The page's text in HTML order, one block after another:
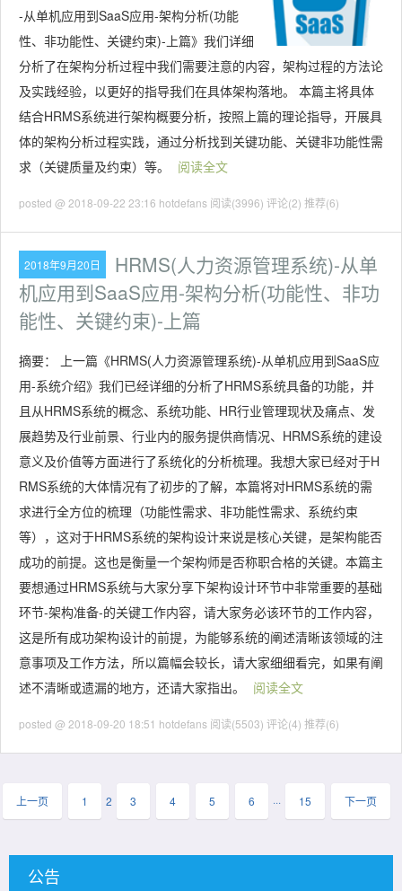
-从单机应用到SaaS应用-架构分析(功能
性、非功能性、关键约束)-上篇》我们详细
分析了在架构分析过程中我们需要注意的内容，架构过程的方法论
及实践经验，以更好的指导我们在具体架构落地。 本篇主将具体
结合HRMS系统进行架构概要分析，按照上篇的理论指导，开展具
体的架构分析过程实践，通过分析找到关键功能、关键非功能性需
求（关键质量及约束）等。
阅读全文
posted @ 2018-09-22 23:16 hotdefans 阅读(3996) 评论(2) 推荐(6)
2018年9月20日
HRMS(人力资源管理系统)-从单
机应用到SaaS应用-架构分析(功能性、非功
能性、关键约束)-上篇
摘要： 上一篇《HRMS(人力资源管理系统)-从单机应用到SaaS应
用-系统介绍》我们已经详细的分析了HRMS系统具备的功能，并
且从HRMS系统的概念、系统功能、HR行业管理现状及痛点、发
展趋势及行业前景、行业内的服务提供商情况、HRMS系统的建设
意义及价值等方面进行了系统化的分析梳理。我想大家已经对于H
RMS系统的大体情况有了初步的了解，本篇将对HRMS系统的需
求进行全方位的梳理（功能性需求、非功能性需求、系统约束
等），这对于HRMS系统的架构设计来说是核心关键，是架构能否
成功的前提。这也是衡量一个架构师是否称职合格的关键。本篇主
要想通过HRMS系统与大家分享下架构设计环节中非常重要的基础
环节-架构准备-的关键工作内容，请大家务必该环节的工作内容，
这是所有成功架构设计的前提，为能够系统的阐述清晰该领域的注
意事项及工作方法，所以篇幅会较长，请大家细细看完，如果有阐
述不清晰或遗漏的地方，还请大家指出。
阅读全文
posted @ 2018-09-20 18:51 hotdefans 阅读(5503) 评论(4) 推荐(6)
上一页 1 2 3 4 5 6 ··· 15 下一页
公告